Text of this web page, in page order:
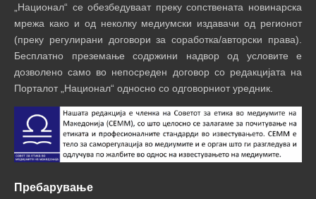
„Национал“ се обезбедуваат преку сопствената новинарска
мрежа како и од неколку медиумски издавачи од регионот
(преку регулирани договори за соработка/авторски права).
Бесплатно преземање содржини надвор од условите е
дозволено само во непосреден договор со редакцијата на
Порталот „Национал“ односно со одговорниот уредник.
Пребарување